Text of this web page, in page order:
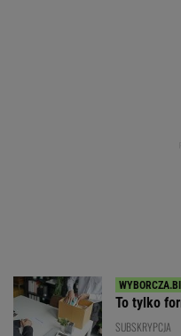
To tylko
SUBSKRYPCJA